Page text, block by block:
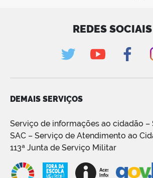
REDES SOCIAIS
DEMAIS SERVIÇOS
Serviço de informações ao cidadão –
SAC – Serviço de Atendimento ao
113ª Junta de Serviço Militar